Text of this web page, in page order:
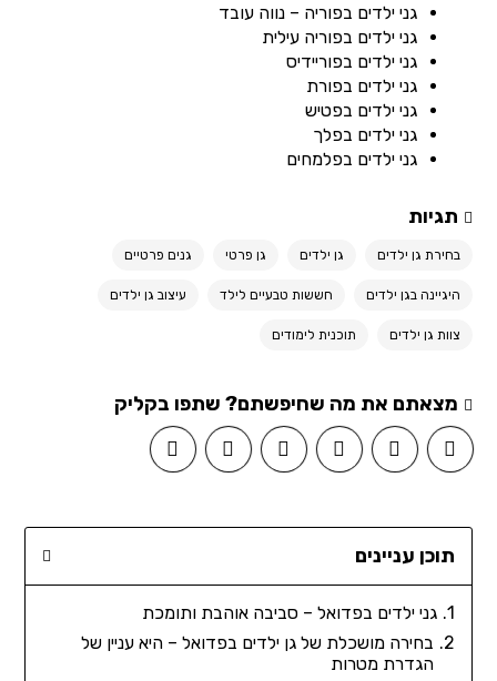
גני ילדים בפוריה – נווה עובד
גני ילדים בפוריה עילית
גני ילדים בפוריידיס
גני ילדים בפורת
גני ילדים בפטיש
גני ילדים בפלך
גני ילדים בפלמחים
תגיות
בחירת גן ילדים גן ילדים גן פרטי גנים פרטיים
היגיינה בגן ילדים חששות טבעיים לילד עיצוב גן ילדים
צוות גן ילדים תוכנית לימודים
מצאתם את מה שחיפשתם? שתפו בקליק
תוכן עניינים
גני ילדים בפדואל – סביבה אוהבת ותומכת
בחירה מושכלת של גן ילדים בפדואל – היא עניין של
הגדרת מטרות